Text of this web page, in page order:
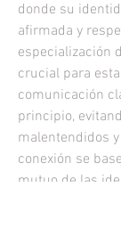
donde su
afirmada y
especialización
crucial para
comunicación
principio,
malentendidos
conexión se
mutuo de las